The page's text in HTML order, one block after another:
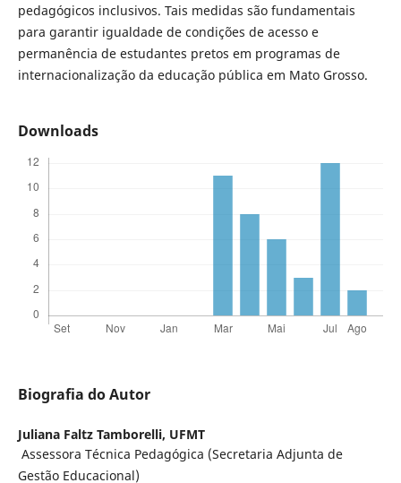
pedagógicos inclusivos. Tais medidas são fundamentais
para garantir igualdade de condições de acesso e
permanência de estudantes pretos em programas de
internacionalização da educação pública em Mato Grosso.
Downloads
Biografia do Autor
Juliana Faltz Tamborelli, UFMT
Assessora Técnica Pedagógica (Secretaria Adjunta de
Gestão Educacional)